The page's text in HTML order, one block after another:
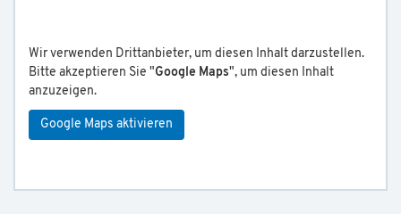
Wir verwenden Drittanbieter, um diesen Inhalt darzustellen.
Bitte akzeptieren Sie "Google Maps", um diesen Inhalt
anzuzeigen.
Google Maps aktivieren